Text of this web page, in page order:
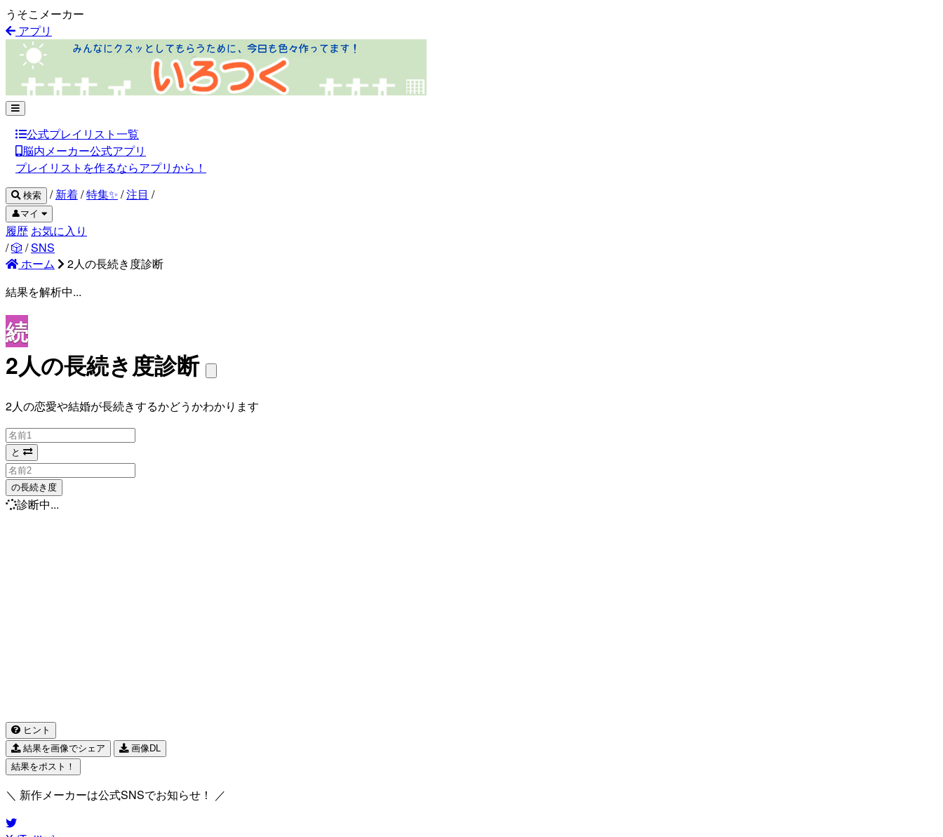
うそこメーカー
アプリ
公式プレイリスト一覧
脳内メーカー公式アプリ
プレイリストを作るならアプリから！
検索 / 新着/特集✨ /注目 /
👤マイ
履歴 お気に入り
/🎲 /SNS
ホーム
2人の長続き度診断
結果を解析中...
続
2人の長続き度診断
2人の恋愛や結婚が長続きするかどうかわかります
と
の長続き度
診断中...
ヒント
結果を画像でシェア
画像DL
結果をポスト！
＼ 新作メーカーは公式SNSでお知らせ！ ／